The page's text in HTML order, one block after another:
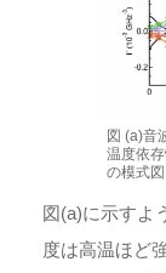
図 (a)音
温度依
の模式図
図(a)に示すよ
度は高温ほど